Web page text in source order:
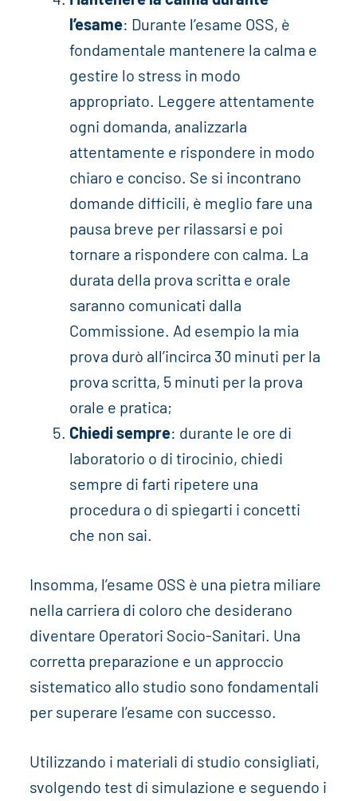
l’esame: Durante l’esame OSS, è
fondamentale mantenere la calma e
gestire lo stress in modo
appropriato. Leggere attentamente
ogni domanda, analizzarla
attentamente e rispondere in modo
chiaro e conciso. Se si incontrano
domande difficili, è meglio fare una
pausa breve per rilassarsi e poi
tornare a rispondere con calma. La
durata della prova scritta e orale
saranno comunicati dalla
Commissione. Ad esempio la mia
prova durò all’incirca 30 minuti per la
prova scritta, 5 minuti per la prova
orale e pratica;
Chiedi sempre: durante le ore di
laboratorio o di tirocinio, chiedi
sempre di farti ripetere una
procedura o di spiegarti i concetti
che non sai.
Insomma, l’esame OSS è una pietra miliare
nella carriera di coloro che desiderano
diventare Operatori Socio-Sanitari. Una
corretta preparazione e un approccio
sistematico allo studio sono fondamentali
per superare l’esame con successo.
Utilizzando i materiali di studio consigliati,
svolgendo test di simulazione e seguendo i